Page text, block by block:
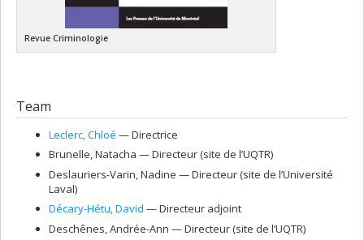
Revue Criminologie
Team
Leclerc, Chloé — Directrice
Brunelle, Natacha — Directeur (site de l’UQTR)
Deslauriers-Varin, Nadine — Directeur (site de l’Université
Laval)
Décary-Hétu, David — Directeur adjoint
Deschênes, Andrée-Ann — Directeur (site de l’UQTR)